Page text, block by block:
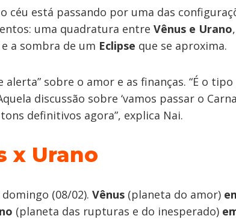
céu está passando por uma das
uma quadratura entre Vênus e Urano,
e a sombra de um Eclipse que se aproxima.
alerta” sobre o amor e as finanças. “É o tipo
discussão sobre ‘vamos passar o
definitivos agora”, explica Nai.
x Urano
(08/02). Vênus (planeta do amor)
(planeta das rupturas e do inesperado)